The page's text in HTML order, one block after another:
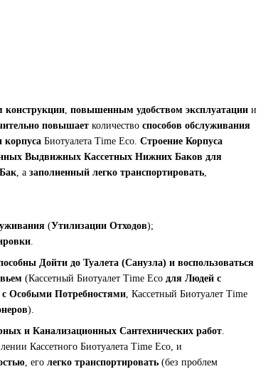
конструкции, повышенным удобством эксплуатации и
повышает количество способов обслуживания
корпуса Биотуалета Time Eco. Строение Корпуса
Выдвижных Кассетных Нижних Баков для
, а заполненный легко транспортировать,
(Утилизации Отходов);
Дойти до Туалета (Санузла) и воспользоваться
(Кассетный Биотуалет Time Eco для Людей с
Особыми Потребностями , Кассетный Биотуалет Time
).
и Канализационных Сантехнических работ.
Кассетного Биотуалета Time Eco, и
, его легко транспортировать (без проблем